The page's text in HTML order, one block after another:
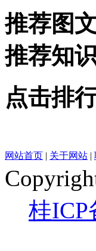
推荐图
推荐知
点击排
网站首页 | 关于网站 |
桂ICP